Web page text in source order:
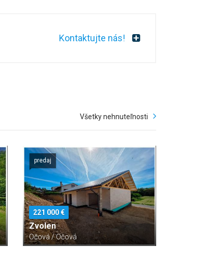
Kontaktujte nás!
Všetky nehnuteľnosti
predaj
221 000 €
Zvolen
Očová / Očová